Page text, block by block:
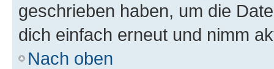
geschrieben haben, um die
dich einfach erneut und nimm
Nach oben